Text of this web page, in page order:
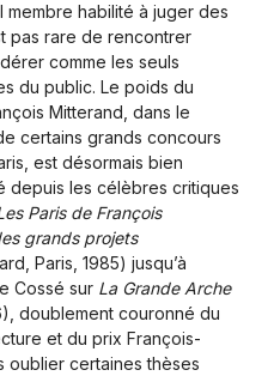
habilité à juger des
pas rare de rencontrer
comme les seuls
du public. Le poids du
Mitterand, dans le
certains grands concours
est désormais bien
depuis les célèbres critiques
Paris de François
grands projets
Paris, 1985) jusqu’à
Cossé sur La Grande Arche
doublement couronné du
et du prix François-
oublier certaines thèses